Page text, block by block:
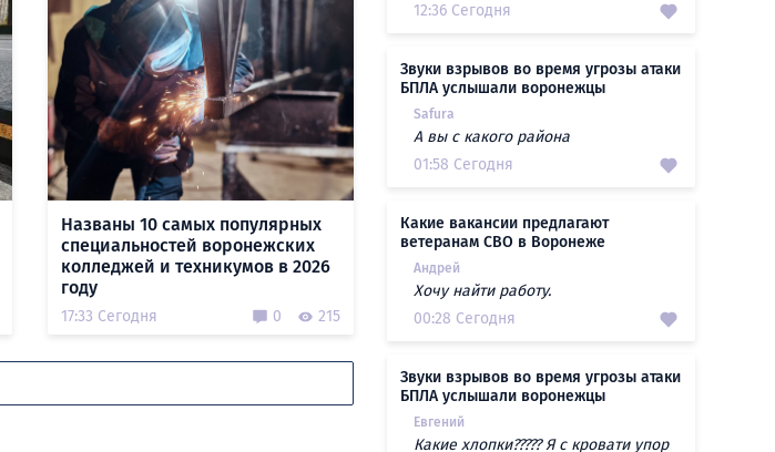
Названы 10 самых популярных
специальностей воронежских
колледжей и техникумов в 2026
году
17:33 Сегодня 0 215
12:36 Сегодня
Звуки взрывов во время угрозы атаки
БПЛА услышали воронежцы
Safura
А вы с какого района
01:58 Сегодня
Какие вакансии предлагают
ветеранам СВО в Воронеже
Андрей
Хочу найти работу.
00:28 Сегодня
Звуки взрывов во время угрозы атаки
БПЛА услышали воронежцы
Евгений
Какие хлопки????? Я с кровати упор